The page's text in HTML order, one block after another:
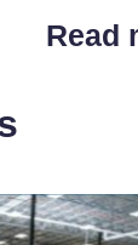
Read